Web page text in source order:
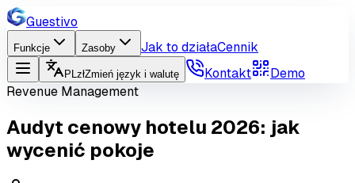
Guestivo
Funkcje Zasoby Jak to działaCennik
PLzłZmień język i walutę Kontakt
Demo
Revenue Management
Audyt cenowy hotelu 2026: jak
wycenić pokoje